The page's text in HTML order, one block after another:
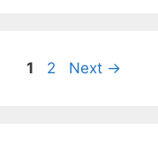
Seite
1 Seite
2 Next →